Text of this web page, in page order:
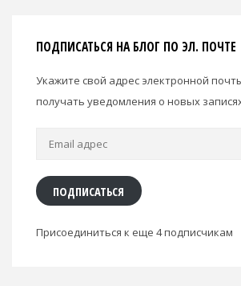
ПОДПИСАТЬСЯ НА БЛОГ ПО ЭЛ. ПОЧТЕ
Укажите свой адрес электронной
получать уведомления о новых
Email
ПОДПИСАТЬСЯ
Присоединиться к еще 4 подписчикам